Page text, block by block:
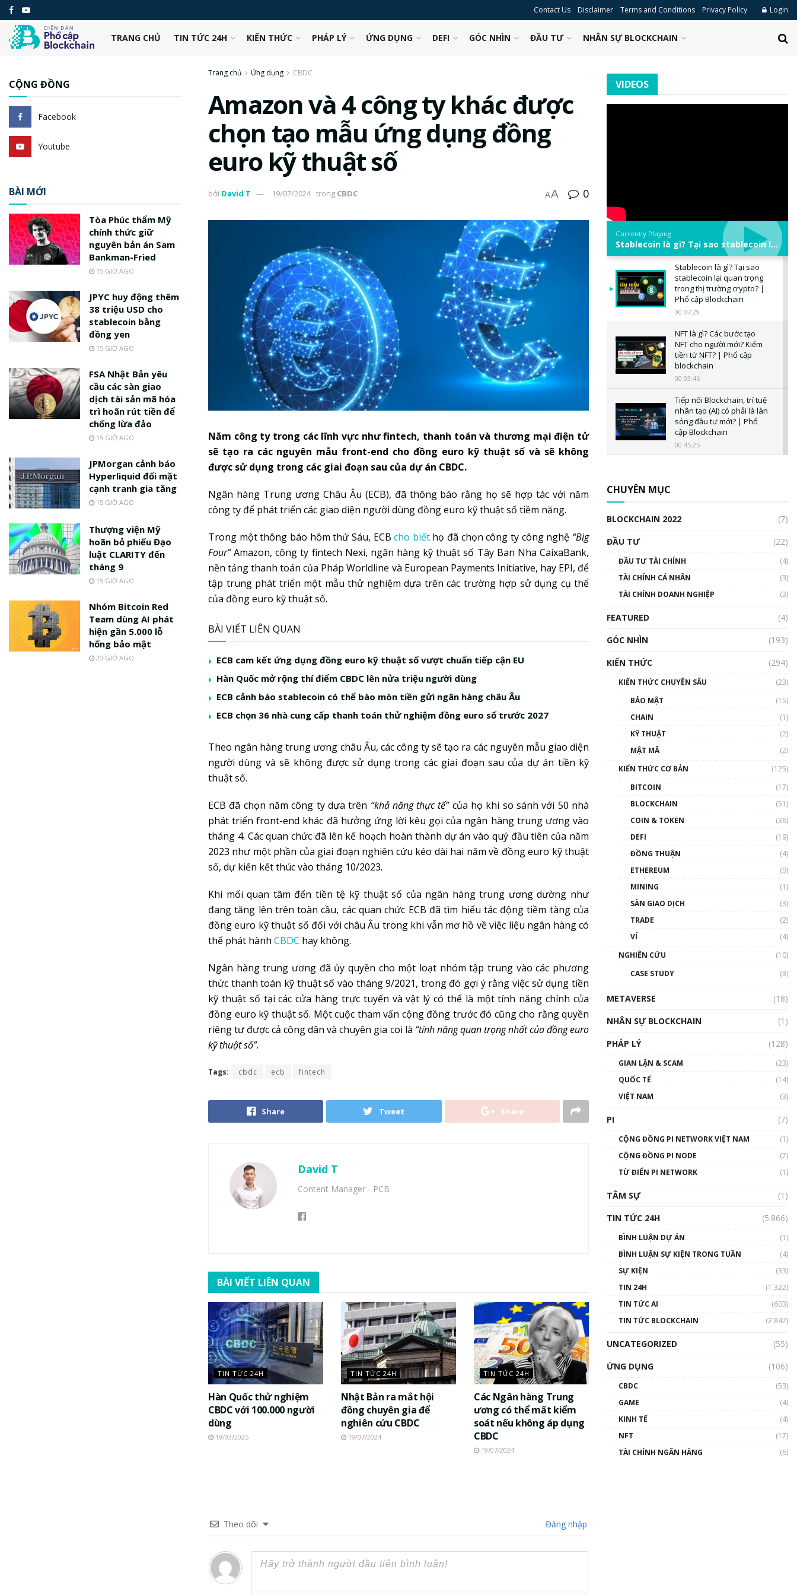
Contact Us Disclaimer Terms and Conditions Privacy Policy Login
TRANG CHỦ TIN TỨC 24H KIẾN THỨC PHÁP LÝ ỨNG DỤNG DEFI GÓC NHÌN ĐẦU TƯ NHÂN SỰ BLOCKCHAIN
Trang chủ Ứng dụng CBDC
Amazon và 4 công ty khác được
chọn tạo mẫu ứng dụng đồng
euro kỹ thuật số
bởi David T 19/07/2024 trong CBDC AA 0
Năm công ty trong các lĩnh vực như fintech, thanh toán và thương mại điện tử
sẽ tạo ra các nguyên mẫu front-end cho đồng euro kỹ thuật số và sẽ không
được sử dụng trong các giai đoạn sau của dự án CBDC.
Ngân hàng Trung ương Châu Âu (ECB), đã thông báo rằng họ sẽ hợp tác với năm
công ty để phát triển các giao diện người dùng đồng euro kỹ thuật số tiềm năng.
Trong một thông báo hôm thứ Sáu, ECBcho biếthọ đã chọn công ty công nghệ “Big
Four”Amazon, công ty fintech Nexi, ngân hàng kỹ thuật số Tây Ban Nha CaixaBank,
nền tảng thanh toán của Pháp Worldline và European Payments Initiative, hay EPI, để
tập trung phát triển một mẫu thử nghiệm dựa trên các trường hợp sử dụng cụ thể
của đồng euro kỹ thuật số.
BÀI VIẾT LIÊN QUAN
ECB cam kết ứng dụng đồng euro kỹ thuật số vượt chuẩn tiếp cận EU
Hàn Quốc mở rộng thí điểm CBDC lên nửa triệu người dùng
ECB cảnh báo stablecoin có thể bào mòn tiền gửi ngân hàng châu Âu
ECB chọn 36 nhà cung cấp thanh toán thử nghiệm đồng euro số trước 2027
Theo ngân hàng trung ương châu Âu, các công ty sẽ tạo ra các nguyên mẫu giao diện
người dùng và sẽ không được sử dụng trong các giai đoạn sau của dự án tiền kỹ
thuật số.
ECB đã chọn năm công ty dựa trên “khả năng thực tế”của họ khi so sánh với 50 nhà
phát triển front-end khác đã hưởng ứng lời kêu gọi của ngân hàng trung ương vào
tháng 4. Các quan chức đã lên kế hoạch hoàn thành dự án vào quý đầu tiên của năm
2023 như một phần của giai đoạn nghiên cứu kéo dài hai năm về đồng euro kỹ thuật
số, dự kiến ​​kết thúc vào tháng 10/2023.
Khi mối quan tâm đến tiền tệ kỹ thuật số của ngân hàng trung ương dường như
đang tăng lên trên toàn cầu, các quan chức ECB đã tìm hiểu tác động tiềm tàng của
đồng euro kỹ thuật số đối với châu Âu trong khi vẫn mơ hồ về việc liệu ngân hàng có
thể phát hành CBDC hay không.
Ngân hàng trung ương đã ủy quyền cho một loạt nhóm tập trung vào các phương
thức thanh toán kỹ thuật số vào tháng 9/2021, trong đó gợi ý rằng việc sử dụng tiền
kỹ thuật số tại các cửa hàng trực tuyến và vật lý có thể là một tính năng chính của
đồng euro kỹ thuật số. Một cuộc tham vấn cộng đồng trước đó cũng cho rằng quyền
riêng tư được cả công dân và chuyên gia coi là “tính năng quan trọng nhất của đồng euro
kỹ thuật số”.
Tags: cbdc ecb fintech
Share Tweet Share
David T
Content Manager - PCB
BÀI VIẾT LIÊN QUAN
TIN TỨC 24H
Hàn Quốc thử nghiệm
CBDC với 100.000 người
dùng
19/03/2025
TIN TỨC 24H
Nhật Bản ra mắt hội
đồng chuyên gia để
nghiên cứu CBDC
19/07/2024
TIN TỨC 24H
Các Ngân hàng Trung
ương có thể mất kiểm
soát nếu không áp dụng
CBDC
19/07/2024
Theo dõi Đăng nhập
CỘNG ĐỒNG
Facebook
Youtube
BÀI MỚI
Tòa Phúc thẩm Mỹ
chính thức giữ
nguyên bản án Sam
Bankman-Fried
15 GIỜ AGO
JPYC huy động thêm
38 triệu USD cho
stablecoin bằng
đồng yen
15 GIỜ AGO
FSA Nhật Bản yêu
cầu các sàn giao
dịch tài sản mã hóa
trì hoãn rút tiền để
chống lừa đảo
15 GIỜ AGO
JPMorgan cảnh báo
Hyperliquid đối mặt
cạnh tranh gia tăng
15 GIỜ AGO
Thượng viện Mỹ
hoãn bỏ phiếu Đạo
luật CLARITY đến
tháng 9
15 GIỜ AGO
Nhóm Bitcoin Red
Team dùng AI phát
hiện gần 5.000 lỗ
hổng bảo mật
20 GIỜ AGO
VIDEOS
Currently Playing
Stablecoin là gì? Tại sao stablecoin lại quan trọng trong thị trường crypto? | Phổ cập Blockchain
Stablecoin là gì? Tại sao
stablecoin lại quan trọng
trong thị trường crypto? |
Phổ cập Blockchain
00:07:29
NFT là gì? Các bước tạo
NFT cho người mới? Kiếm
tiền từ NFT? | Phổ cập
blockchain
00:03:46
Tiếp nối Blockchain, trí tuệ
nhân tạo (AI) có phải là làn
sóng đầu tư mới? | Phổ
cập Blockchain
00:45:25
uptrend trong năm 2023? |
Phổ cập Blockchain
00:02:14
Nhìn lại năm 2022: Những
nhân vật ảnh hưởng nhất
hệ sinh thái tiền mã hoá |
Blockchain
Nhân sự tương lại ngành
Blockchain Việt Nam | Phổ
cập Blockchain
Blockchain đang được ứng
01:34:46
01:32:59
Talkshow17: Mùa đông
Crypto – Chiếc khăn gió ấm
01:49:30
Talkshow 14: MemeCoin –
CHUYÊN MỤC
BLOCKCHAIN 2022
(7)
ĐẦU TƯ
(22)
ĐẦU TƯ TÀI CHÍNH
(4)
TÀI CHÍNH CÁ NHÂN
(3)
TÀI CHÍNH DOANH NGHIỆP
(3)
FEATURED
(4)
GÓC NHÌN
(193)
KIẾN THỨC
(294)
KIẾN THỨC CHUYÊN SÂU
(23)
BẢO MẬT
(15)
CHAIN
(1)
KỸ THUẬT
(2)
MẬT MÃ
(2)
KIẾN THỨC CƠ BẢN
(125)
BITCOIN
(17)
BLOCKCHAIN
(51)
COIN & TOKEN
(36)
DEFI
(19)
ĐỒNG THUẬN
(4)
ETHEREUM
(9)
MINING
(1)
SÀN GIAO DỊCH
(3)
TRADE
(2)
VÍ
(4)
NGHIÊN CỨU
(10)
CASE STUDY
(3)
METAVERSE
(18)
NHÂN SỰ BLOCKCHAIN
(1)
PHÁP LÝ
(128)
GIAN LẬN & SCAM
(23)
QUỐC TẾ
(14)
VIỆT NAM
(3)
PI (7)
CỘNG ĐỒNG PI NETWORK VIỆT NAM
(1)
CỘNG ĐỒNG PI NODE
(7)
TỪ ĐIỂN PI NETWORK
(1)
TÂM SỰ
(1)
TIN TỨC 24H
(5.866)
BÌNH LUẬN DỰ ÁN
(1)
BÌNH LUẬN SỰ KIỆN TRONG TUẦN
(4)
SỰ KIỆN
(33)
TIN 24H
(1.322)
TIN TỨC AI
(603)
TIN TỨC BLOCKCHAIN
(2.842)
UNCATEGORIZED
(55)
ỨNG DỤNG
(106)
CBDC
(53)
GAME
(4)
KINH TẾ
(4)
NFT
(17)
TÀI CHÍNH NGÂN HÀNG
(6)